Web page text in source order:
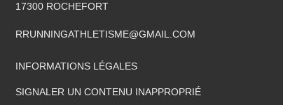
17300 ROCHEFORT
RRUNNINGATHLETISME@GMAIL.COM
INFORMATIONS LÉGALES
SIGNALER UN CONTENU INAPPROPRIÉ